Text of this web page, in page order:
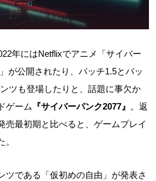
年にはNetflixでアニメ「サイバー
が公開されたり、パッチ1.5とパッ
ツも登場したりと、話題に事欠か
ゲーム
『サイバーパンク2077』 。返
売最初期と比べると、ゲームプレイ
ツである「仮初めの自由」が発表さ